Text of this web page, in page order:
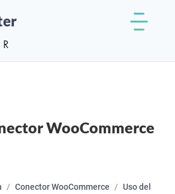
WooCommerce
Conector WooCommerce
Uso del